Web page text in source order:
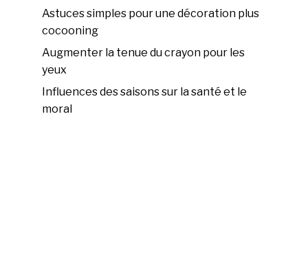
Astuces simples pour une décoration plus
cocooning
Augmenter la tenue du crayon pour les
yeux
Influences des saisons sur la santé et le
moral